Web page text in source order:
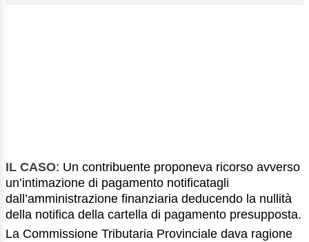
IL CASO: Un contribuente proponeva ricorso avverso
un’intimazione di pagamento notificatagli
dall’amministrazione finanziaria deducendo la nullità
della notifica della cartella di pagamento presupposta.
La Commissione Tributaria Provinciale dava ragione